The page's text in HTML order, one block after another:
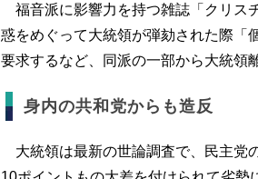
福音派に影響力を持つ雑誌「クリス
惑をめぐって大統領が弾劾された際「
要求するなど、同派の一部から大統領
身内の共和党からも造反
大統領は最新の世論調査で、民主党